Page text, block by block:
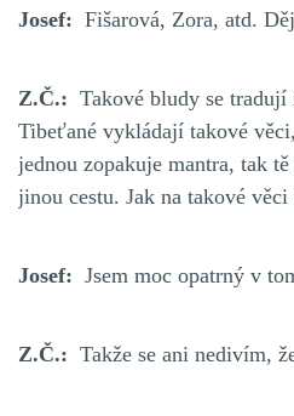
Josef: Fišarová, Zora, atd.
Z.Č.: Takové bludy se tradují
Tibeťané vykládají takové
jednou zopakuje mantra, tak
jinou cestu. Jak na takové
Josef: Jsem moc opatrný v
Z.Č.: Takže se ani nedivím,